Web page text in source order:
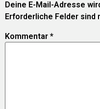
Deine E-Mail-Adresse
Erforderliche Felder sind
Kommentar *